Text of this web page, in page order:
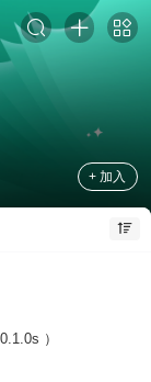
+ 加入
）